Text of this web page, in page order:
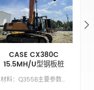
CASE CX380C
15.5MH/U型钢板桩
围堰驱动臂 材料：Q355B主要参数模型CX380C繁荣长度10.5 米臂长5米臂缸类型外贸类型（外国）配重7吨